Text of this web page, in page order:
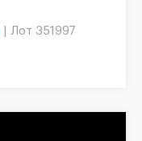
Лот 351997